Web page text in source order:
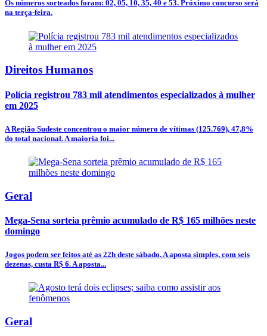
Os números sorteados foram: 02, 05, 10, 35, 40 e 53. Próximo concurso será
na terça-feira.
Direitos Humanos
Polícia registrou 783 mil atendimentos especializados à mulher
em 2025
A Região Sudeste concentrou o maior número de vítimas (125.769), 47,8%
do total nacional. A maioria foi...
Geral
Mega-Sena sorteia prêmio acumulado de R$ 165 milhões neste
domingo
Jogos podem ser feitos até as 22h deste sábado. A aposta simples, com seis
dezenas, custa R$ 6. A aposta...
Geral